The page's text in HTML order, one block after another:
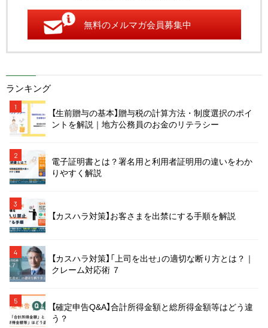
無料のメルマガ会員募集中
ランキング
1
【生前贈与の基本】贈与税の計算方法・制度選択のポイ
ントを解説｜地方公務員のお金のリテラシー
2
電子証明書とは？署名用と利用者証明用の違いをわか
りやすく解説
3
【カスハラ対策】お客さまを出禁にする手順を解説
4
【カスハラ対策】「上司を出せ」の適切な断り方とは？｜
クレーム対応術 ７
5
【確定申告Q&A】合計所得金額と総所得金額等はどう違
う？